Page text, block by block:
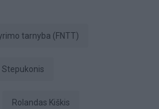
tarnyba (FNTT)
Stepukonis
Rolandas Kiškis